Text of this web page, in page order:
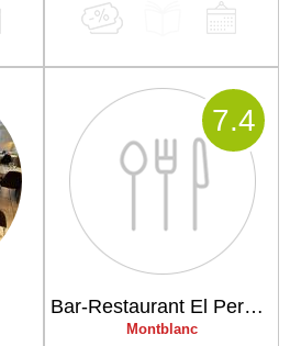
Bar-Restaurant El Pergami
Montblanc
7.4